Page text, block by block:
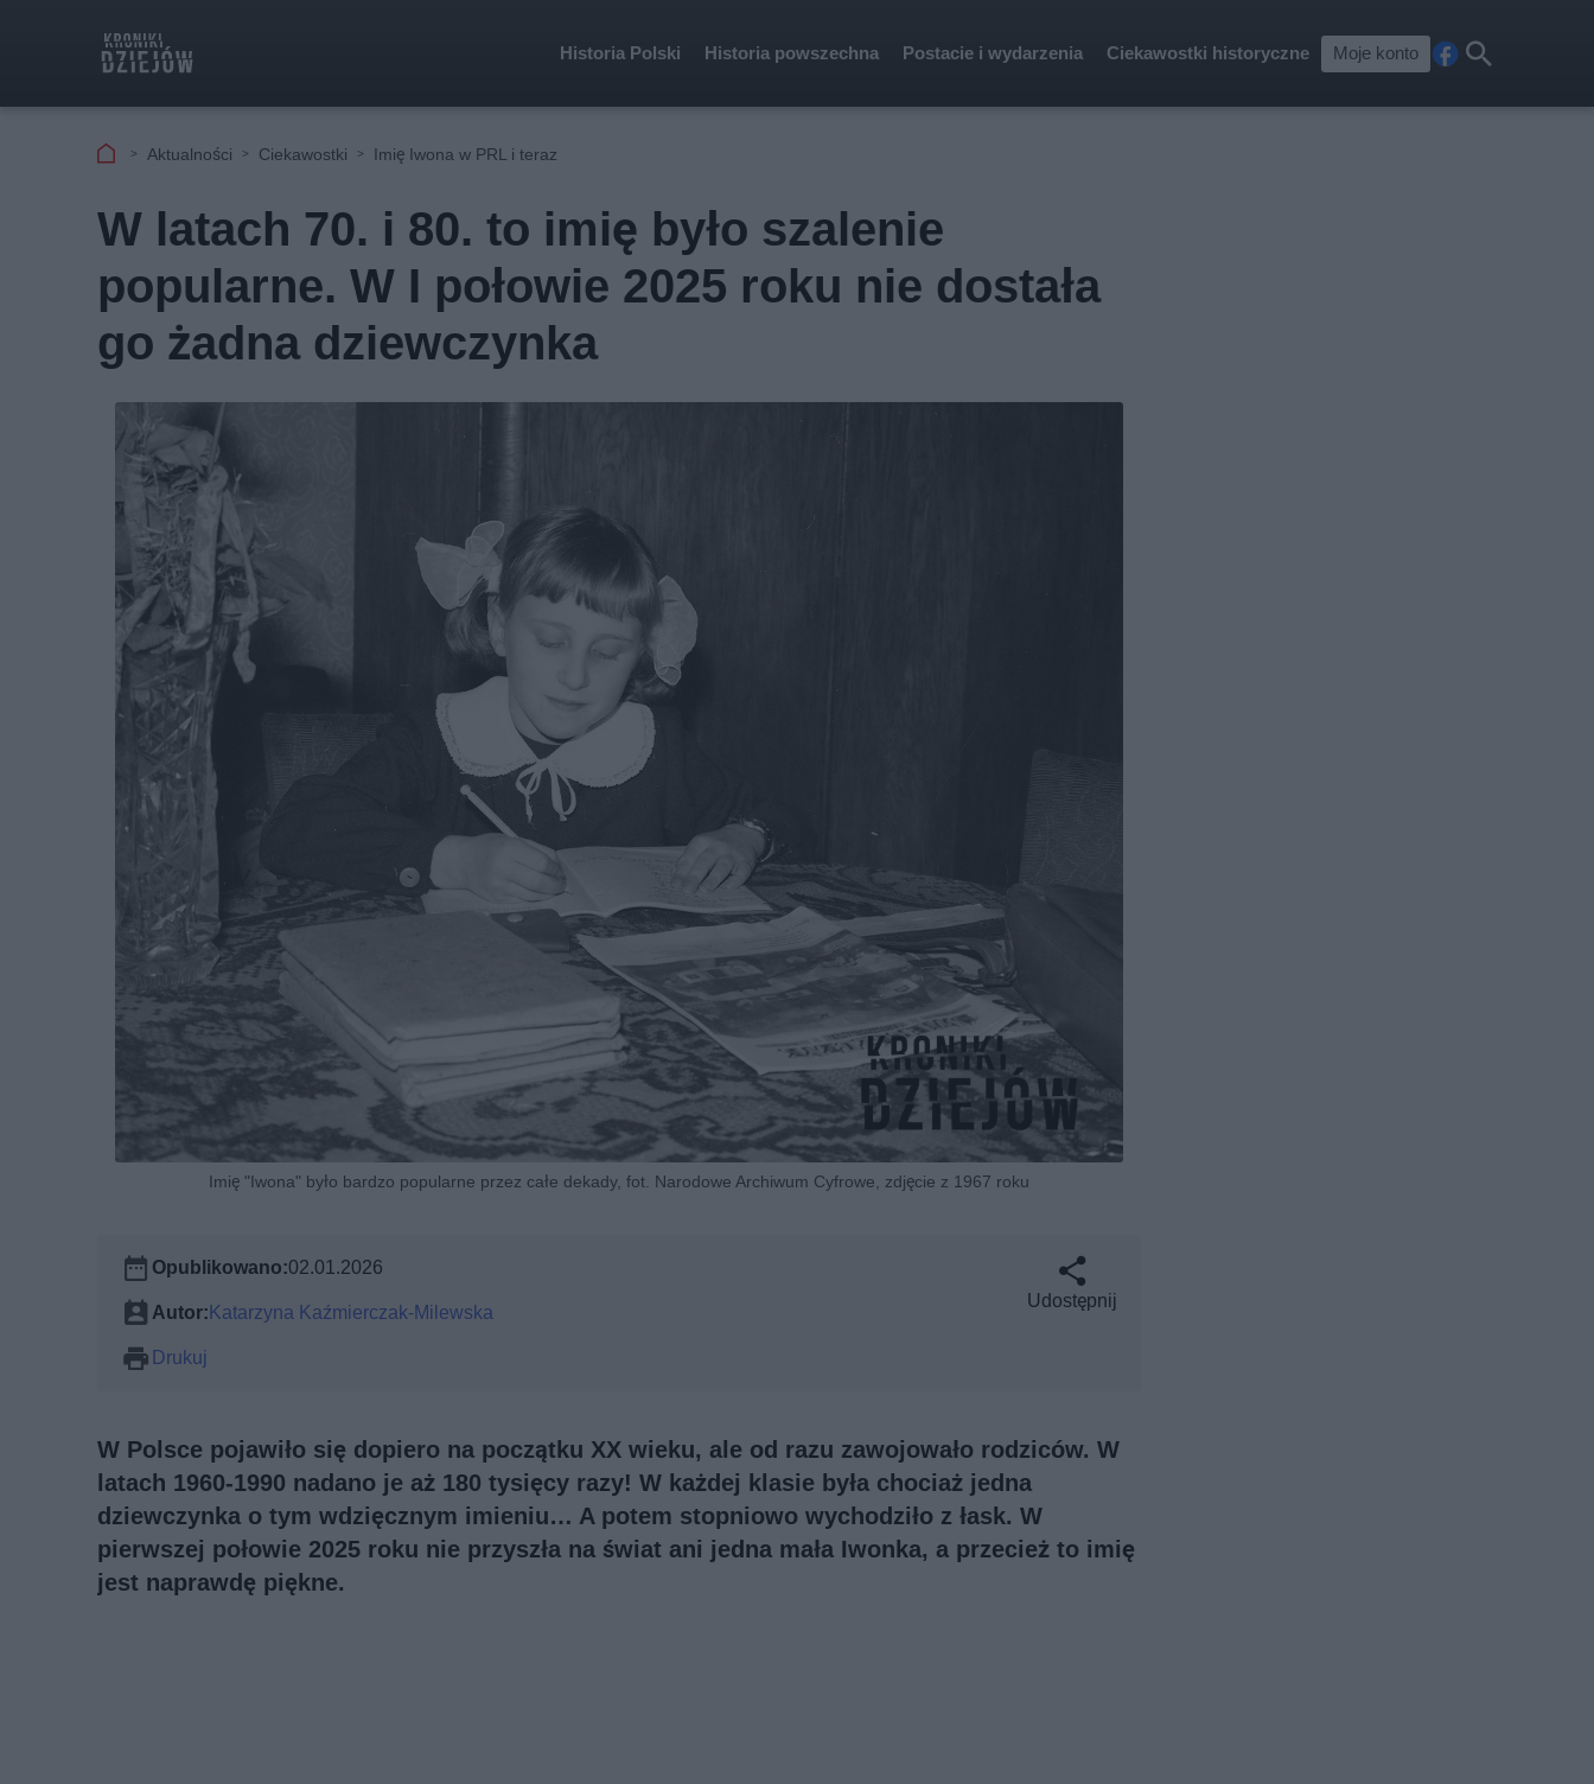
Historia Polski Historia powszechna Postacie i wydarzenia Ciekawostki historyczne Moje konto
cebkaj
Aktualności Ciekawostki Imię Iwona w PRL i teraz
W latach 70. i 80. to imię było szalenie
popularne. W I połowie 2025 roku nie dostała
go żadna dziewczynka
Imię "Iwona" było bardzo popularne przez całe dekady, fot. Narodowe Archiwum Cyfrowe, zdjęcie z 1967 roku
Opublikowano:02.01.2026
Autor: Katarzyna Kaźmierczak-Milewska
Drukuj
Udostępnij
W Polsce pojawiło się dopiero na początku XX wieku, ale od razu zawojowało rodziców. W
latach 1960-1990 nadano je aż 180 tysięcy razy! W każdej klasie była chociaż jedna
dziewczynka o tym wdzięcznym imieniu… A potem stopniowo wychodziło z łask. W
pierwszej połowie 2025 roku nie przyszła na świat ani jedna mała Iwonka, a przecież to imię
jest naprawdę piękne.